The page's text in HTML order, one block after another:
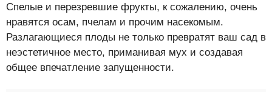
Спелые и перезревшие фрукты, к сожалению, очень
нравятся осам, пчелам и прочим насекомым.
Разлагающиеся плоды не только превратят ваш сад в
неэстетичное место, приманивая мух и создавая
общее впечатление запущенности.